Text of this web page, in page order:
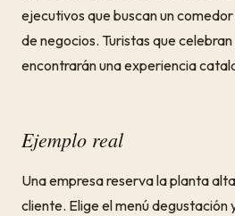
ejecutivos que buscan un
de negocios. Turistas que
encontrarán una experiencia
Ejemplo real
Una empresa reserva la planta
cliente. Elige el menú degustación